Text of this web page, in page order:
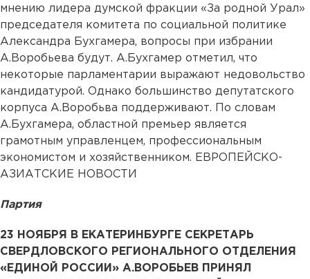
мнению лидера думской фракции «За родной Урал»
председателя комитета по социальной политике
Александра Бухгамера, вопросы при избрании
А.Воробьева будут. А.Бухгамер отметил, что
некоторые парламентарии выражают недовольство
кандидатурой. Однако большинство депутатского
корпуса А.Воробьва поддерживают. По словам
А.Бухгамера, областной премьер является
грамотным управленцем, профессиональным
экономистом и хозяйственником. ЕВРОПЕЙСКО-
АЗИАТСКИЕ НОВОСТИ
Партия
23 НОЯБРЯ В ЕКАТЕРИНБУРГЕ СЕКРЕТАРЬ
СВЕРДЛОВСКОГО РЕГИОНАЛЬНОГО ОТДЕЛЕНИЯ
«ЕДИНОЙ РОССИИ» А.ВОРОБЬЕВ ПРИНЯЛ